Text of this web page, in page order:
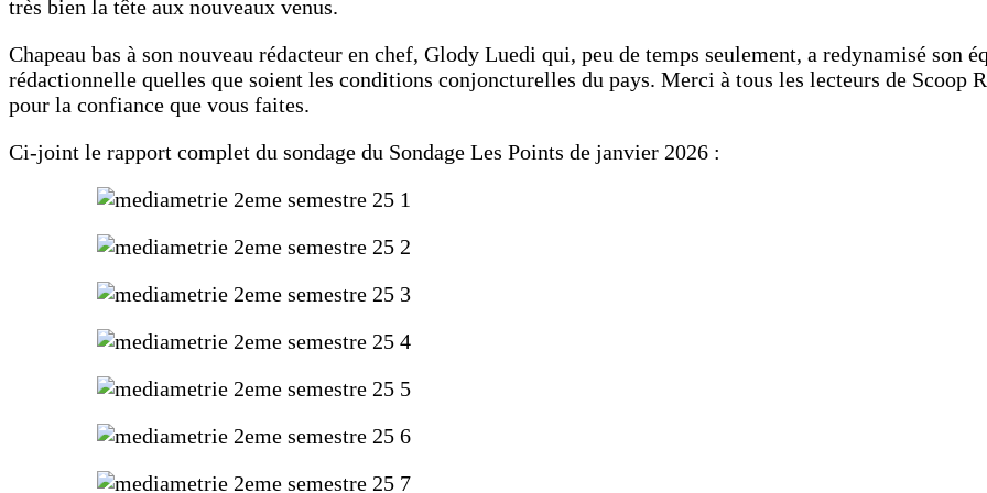
très bien la tête aux nouveaux venus.
Chapeau bas à son nouveau rédacteur en chef, Glody Luedi qui, peu de temps seulement, a redynamisé son
rédactionnelle quelles que soient les conditions conjoncturelles du pays. Merci à tous les lecteurs de Scoop
pour la confiance que vous faites.
Ci-joint le rapport complet du sondage du Sondage Les Points de janvier 2026 :